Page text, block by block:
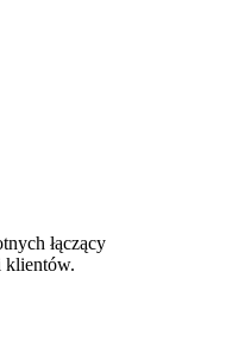
łączący
klientów.